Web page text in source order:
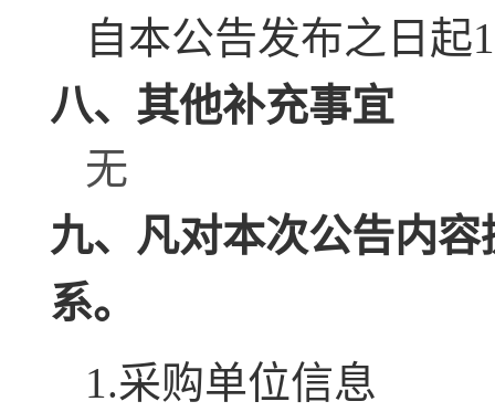
自本公告发布之日起1
八、其他补充事宜
无
九、凡对本次公告内
系。
1.采购单位信息